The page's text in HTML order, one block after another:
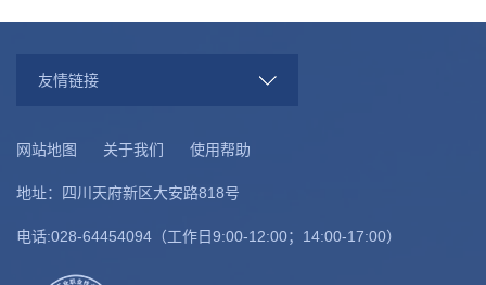
友情链接
网站地图 关于我们 使用帮助
地址：四川天府新区大安路818号
电话:028-64454094（工作日9:00-12:00；14:00-17:00）